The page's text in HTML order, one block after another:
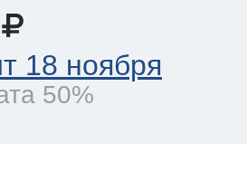
18 ноября
50%